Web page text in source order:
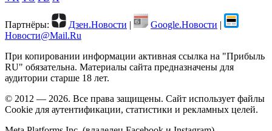
Партнёры: Дзен.Новости | Google.Новости |
Новости@Mail.Ru
При копировании информации активная ссылка на "Прибыль
RU" обязательна. Материалы сайта предназначены для
аудитории старше 18 лет.
© 2012 — 2026. Все права защищены. Сайт использует файлы
Cookie для аутентификации, статистики и рекламных целей.